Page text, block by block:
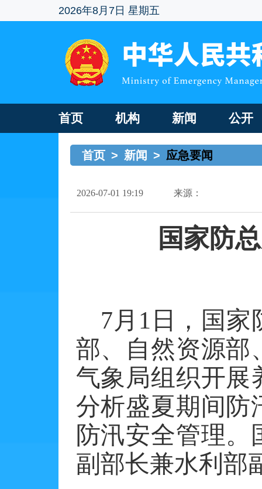
2026年8月7日 星期五
首页 机构 新闻 公开
首页 > 新闻 > 应急要闻
2026-07-01 19:19 来源：
国家防
7 月 1 日，国
部、自然资源部
气象局组织开展
分析盛夏期间防
防汛安全管理
副部长兼水利部